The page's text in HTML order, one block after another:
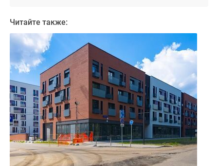
Коттеджные
поселки
Новой
Москве
Готовые
коттеджные
поселки
Строящиеся
коттеджные
поселки
Читайте также: